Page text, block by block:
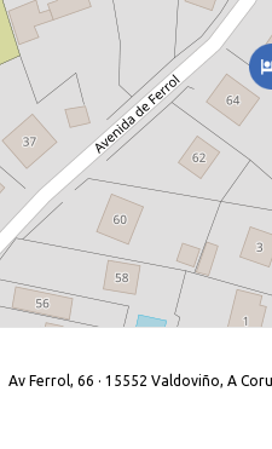
Av Ferrol, 66 · 15552 Valdoviño, A